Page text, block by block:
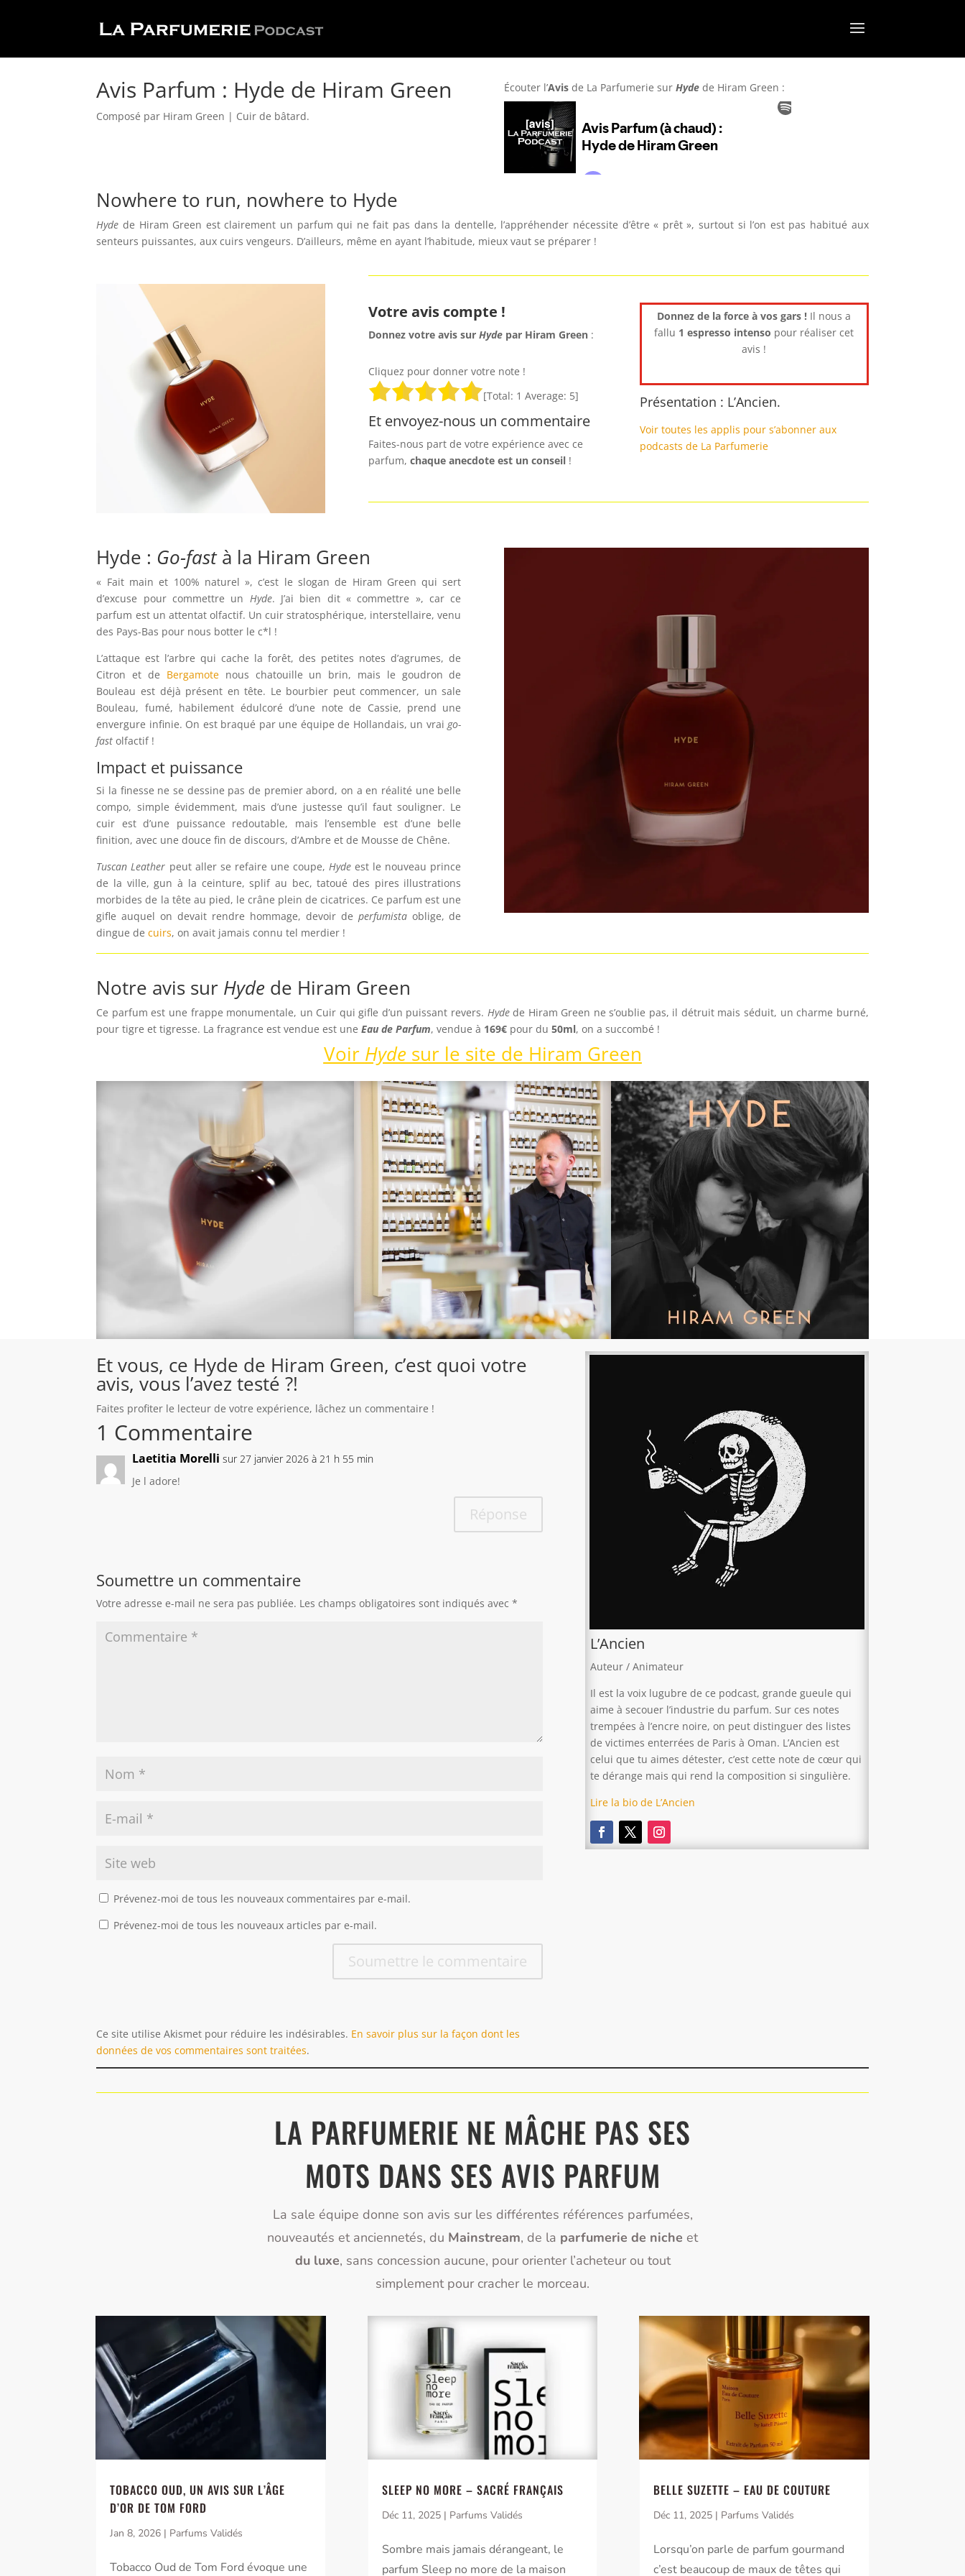
Avis Parfum : Hyde de Hiram Green
Composé par Hiram Green | Cuir de bâtard.
Écouter l’Avis de La Parfumerie sur Hyde de Hiram Green :
Nowhere to run, nowhere to Hyde
Hyde de Hiram Green est clairement un parfum qui ne fait pas dans la dentelle, l’appréhender nécessite d’être « prêt », surtout si l’on est pas habitué aux
senteurs puissantes, aux cuirs vengeurs. D’ailleurs, même en ayant l’habitude, mieux vaut se préparer !
Votre avis compte !
Donnez votre avis sur Hyde par Hiram Green :
Cliquez pour donner votre note !
[Total: 1 Average: 5]
Et envoyez-nous un commentaire
Faites-nous part de votre expérience avec ce
parfum, chaque anecdote est un conseil!
Donnez de la force à vos gars ! Il nous a
fallu 1 espresso intenso pour réaliser cet
avis !
Présentation : L’Ancien.
Voir toutes les applis pour s’abonner aux
podcasts de La Parfumerie
Hyde : Go-fastà la Hiram Green
« Fait main et 100% naturel », c’est le slogan de Hiram Green qui sert
d’excuse pour commettre un Hyde. J’ai bien dit « commettre », car ce
parfum est un attentat olfactif. Un cuir stratosphérique, interstellaire, venu
des Pays-Bas pour nous botter le c*l !
L’attaque est l’arbre qui cache la forêt, des petites notes d’agrumes, de
Citron et de Bergamotenous chatouille un brin, mais le goudron de
Bouleau est déjà présent en tête. Le bourbier peut commencer, un sale
Bouleau, fumé, habilement édulcoré d’une note de Cassie, prend une
envergure infinie. On est braqué par une équipe de Hollandais, un vraigo-
fast olfactif !
Impact et puissance
Si la finesse ne se dessine pas de premier abord, on a en réalité une belle
compo, simple évidemment, mais d’une justesse qu’il faut souligner. Le
cuir est d’une puissance redoutable, mais l’ensemble est d’une belle
finition, avec une douce fin de discours, d’Ambre et de Mousse de Chêne.
Tuscan Leather peut aller se refaire une coupe,Hyde est le nouveau prince
de la ville, gun à la ceinture, splif au bec, tatoué des pires illustrations
morbides de la tête au pied, le crâne plein de cicatrices. Ce parfum est une
gifle auquel on devait rendre hommage, devoir de perfumistaoblige, de
dingue decuirs, on avait jamais connu tel merdier !
Notre avis sur Hyde de Hiram Green
Ce parfum est une frappe monumentale, un Cuir qui gifle d’un puissant revers. Hydede Hiram Green ne s’oublie pas, il détruit mais séduit, un charme burné,
pour tigre et tigresse. La fragrance est vendue est uneEau de Parfum, vendue à 169€ pour du 50ml, on a succombé !
Voir Hydesur le site de Hiram Green
Et vous, ce Hyde de Hiram Green, c’est quoi votre
avis, vous l’avez testé ?!
Faites profiter le lecteur de votre expérience, lâchez un commentaire !
1 Commentaire
Laetitia Morelli sur 27 janvier 2026 à 21 h 55 min
Je l adore!
Réponse
Soumettre un commentaire
Votre adresse e-mail ne sera pas publiée. Les champs obligatoires sont indiqués avec*
Prévenez-moi de tous les nouveaux commentaires par e-mail.
Prévenez-moi de tous les nouveaux articles par e-mail.
Soumettre le commentaire
Ce site utilise Akismet pour réduire les indésirables. En savoir plus sur la façon dont les
données de vos commentaires sont traitées.
L’Ancien
Auteur / Animateur
Il est la voix lugubre de ce podcast, grande gueule qui
aime à secouer l’industrie du parfum. Sur ces notes
trempées à l’encre noire, on peut distinguer des listes
de victimes enterrées de Paris à Oman. L’Ancien est
celui que tu aimes détester, c’est cette note de cœur qui
te dérange mais qui rend la composition si singulière.
Lire la bio de L’Ancien
LA PARFUMERIE NE MÂCHE PAS SES
MOTS DANS SES AVIS PARFUM
La sale équipe donne son avis sur les différentes références parfumées,
nouveautés et anciennetés, du Mainstream, de la parfumerie de niche et
du luxe, sans concession aucune, pour orienter l’acheteur ou tout
simplement pour cracher le morceau.
TOBACCO OUD, UN AVIS SUR L’ÂGE
D’OR DE TOM FORD
Jan 8, 2026 | Parfums Validés
Tobacco Oud de Tom Ford évoque une
SLEEP NO MORE – SACRÉ FRANÇAIS
Déc 11, 2025| Parfums Validés
Sombre mais jamais dérangeant, le
parfum Sleep no more de la maison
BELLE SUZETTE – EAU DE COUTURE
Déc 11, 2025| Parfums Validés
Lorsqu’on parle de parfum gourmand
c’est beaucoup de maux de têtes qui